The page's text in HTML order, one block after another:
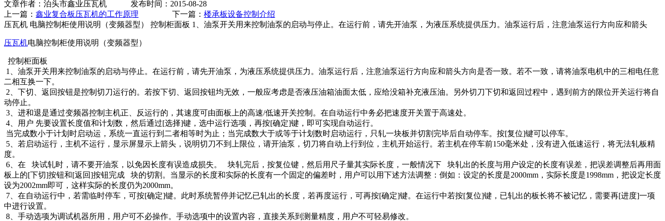
文章作者：泊头市鑫业压瓦机 发布时间：2015-08-28
上一篇： 鑫业复合板压瓦机的工作原理 下一篇： 楼承板设备控制介绍
压瓦机 电脑控制柜使用说明（变频器型） 控制柜面板 1、油泵开关用来控制油泵的启动与停止。在运行前，请先开油泵，为液压系统提供压力。油泵运行后，注意油泵运行方向应和箭头
压瓦机电脑控制柜使用说明（变频器型）
控制柜面板
1、油泵开关用来控制油泵的启动与停止。在运行前，请先开油泵，为液压系统提供压力。油泵运行后，注意油泵运行方向应和箭头方向是否一致。若不一致，请将油泵电机中的三相电任意
二相互换一下。
2、下切、返回按钮是控制切刀运行的。若按下切、返回按钮均无效，一般应考虑是否液压油箱油面太低，应给没箱补充液压油。另外切刀下切和返回过程中，遇到前方的限位开关运行将自
动停止。
3、进和退是通过变频器控制主机正、反运行的，其速度可由面板上的高速/低速开关控制。在自动运行中务必把速度开关置于高速处。
4、用户 先要设置长度值和计划数，然后通过[选择]键，选中运行选项，再按[确定]键，即可实现自动运行。
当完成数小于计划时启动运，系统一直运行到二者相等时为止；当完成数大于或等于计划数时启动运行，只轧一块板并切割完毕后自动停车。按[复位]键可以停车。
5、若启动运行，主机不运行，显示屏显示上箭头，说明切刀不到上限位，请开油泵，切刀将自动上行到位，主机开始运行。若主机在停车前150毫米处，没有进入低速运行，将无法轧板精
度。
6、在 块试轧时，请不要开油泵，以免因长度有误造成损失。 块轧完后，按复位键，然后用尺子量其实际长度，一般情况下 块轧出的长度与用户设定的长度有误差，把误差调整后再用面
板上的[下切]按钮和[返回]按钮完成 块的切割。当显示的长度和实际的长度有一个固定的偏差时，用户可以用下述方法调整：倒如：设定的长度是2000mm，实际长度是1998mm，把设定长度
设为2002mm即可，这样实际的长度仍为2000mm。
7、在自动运行中，若需临时停车，可按[确定]键。此时系统暂停并记忆已轧出的长度，若再度运行，可再按[确定]键。在运行中若按[复位]键，已轧出的板长将不被记忆，需要再[进度]一项
中进行设置。
8、手动选项为调试机器所用，用户可不必操作。手动选项中的设置内容，直接关系到测量精度，用户不可轻易修改。